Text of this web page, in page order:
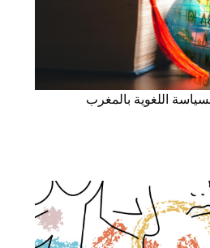
اللغوية بالمغرب